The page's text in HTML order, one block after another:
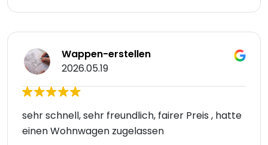
Wappen-erstellen
2026.05.19
sehr schnell, sehr freundlich, fairer Preis , hatte
einen Wohnwagen zugelassen